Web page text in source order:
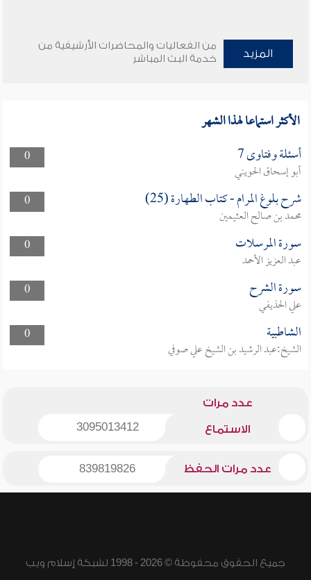
المزيد
من الفعاليات والمحاضرات الأرشيفية من
خدمة البث المباشر
الأكثر استماعا لهذا الشهر
0 أسئلة وفتاوى 7
أبو إسحاق الحويني
0
شرح بلوغ المرام - كتاب الطهارة (25)
محمد بن صالح العثيمين
0
سورة المرسلات
عبد العزيز الأحمد
0
سورة الشرح
علي الحذيفي
0
الشاطبية
الشيخ:عبد الرشيد بن الشيخ علي صوفي
عدد مرات
الاستماع 3095013412
عدد مرات الحفظ 839819826
جميع الحقوق محفوظة © 2026 - 1998 لشبكة إسلام ويب